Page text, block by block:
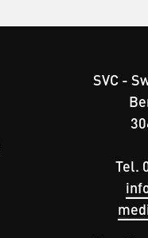
SVC -
Tel.